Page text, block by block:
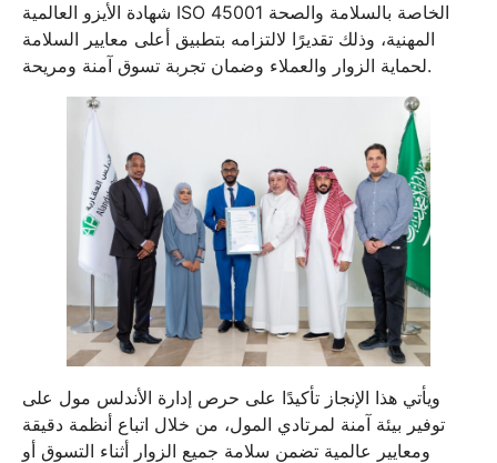
شهادة الأيزو العالمية ISO 45001 الخاصة بالسلامة والصحة
المهنية، وذلك تقديرًا لالتزامه بتطبيق أعلى معايير السلامة
لحماية الزوار والعملاء وضمان تجربة تسوق آمنة ومريحة.
ويأتي هذا الإنجاز تأكيدًا على حرص إدارة الأندلس مول على
توفير بيئة آمنة لمرتادي المول، من خلال اتباع أنظمة دقيقة
ومعايير عالمية تضمن سلامة جميع الزوار أثناء التسوق أو